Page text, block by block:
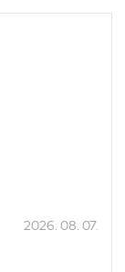
2026. 08. 07.